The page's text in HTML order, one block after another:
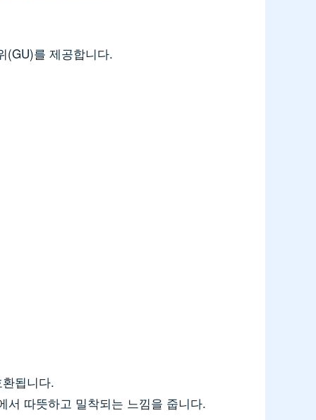
(GU)를 제공합니다.
됩니다.
서 따뜻하고 밀착되는 느낌을 줍니다.